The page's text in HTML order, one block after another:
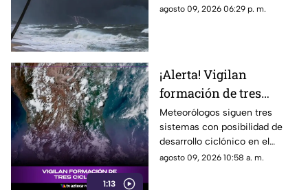
te compartimos el pronóstico.
agosto 09, 2026 06:29 p. m.
1:13
¡Alerta! Vigilan
formación de tres
ciclones; ¿afectarán a
Veracruz?
Meteorólogos siguen tres
sistemas con posibilidad de
desarrollo ciclónico en el
Pacífico; conoce si podrían
agosto 09, 2026 10:58 a. m.